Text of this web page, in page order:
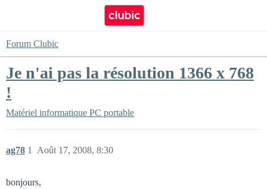
Forum Clubic
Je n'ai pas la résolution 1366 x 768
!
Matériel informatique PC portable
ag78 Août 17, 2008, 8:30
1
bonjours,